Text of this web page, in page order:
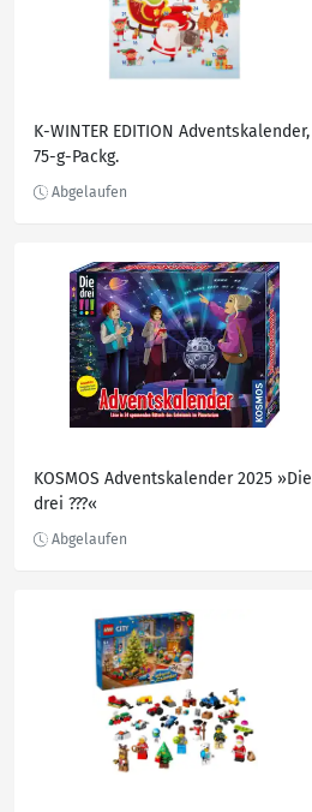
K-WINTER EDITION Adventskalender,
75-g-Packg.
KOSMOS Adventskalender 2025 »Die
drei ???«